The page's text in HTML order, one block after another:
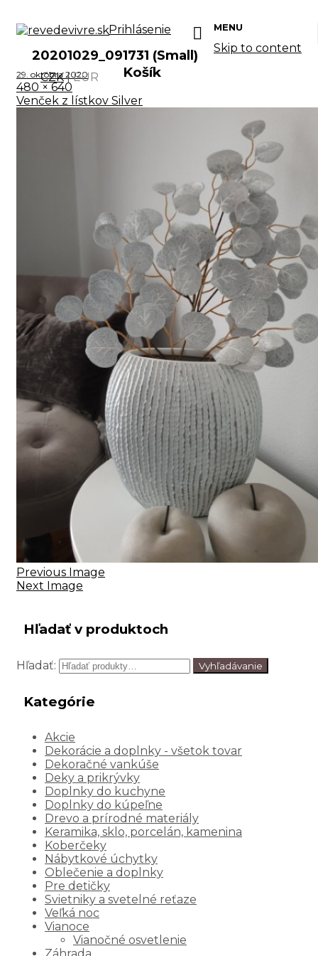
Prihlásenie
Košík
CZK|EUR
MENU
Skip to content
20201029_091731 (Small)
29. októbra 2020
480 × 640
Venček z lístkov Silver
Previous Image
Next Image
Hľadať v produktoch
Hľadať: Vyhľadávanie
Kategórie
Akcie
Dekorácie a doplnky - všetok tovar
Dekoračné vankúše
Deky a prikrývky
Doplnky do kuchyne
Doplnky do kúpeľne
Drevo a prírodné materiály
Keramika, sklo, porcelán, kamenina
Koberčeky
Nábytkové úchytky
Oblečenie a doplnky
Pre detičky
Svietniky a svetelné reťaze
Veľká noc
Vianoce
Vianočné osvetlenie